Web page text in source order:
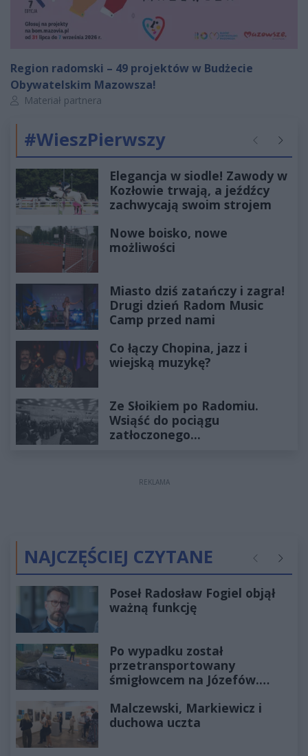
Region radomski – 49 projektów w Budżecie
Obywatelskim Mazowsza!
Autor artykułu:
Materiał partnera
#WieszPierwszy Poprzednie
Elegancja w siodle! Zawody w
Kozłowie trwają, a jeźdźcy
zachwycają swoim strojem
Nowe boisko, nowe
możliwości
Miasto dziś zatańczy i zagra!
Drugi dzień Radom Music
Camp przed nami
Co łączy Chopina, jazz i
wiejską muzykę?
Ze Słoikiem po Radomiu.
Wsiąść do pociągu
zatłoczonego...
REKLAMA
NAJCZĘŚCIEJ CZYTANE Poprzednie
Poseł Radosław Fogiel objął
ważną funkcję
Po wypadku został
przetransportowany
śmigłowcem na Józefów.
Malczewski, Markiewicz i
duchowa uczta